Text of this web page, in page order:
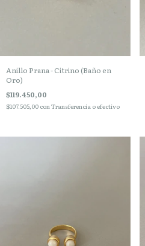
Anillo Prana - Citrino (Baño en
Oro)
$119.450,00
$107.505,00 conTransferencia o efectivo